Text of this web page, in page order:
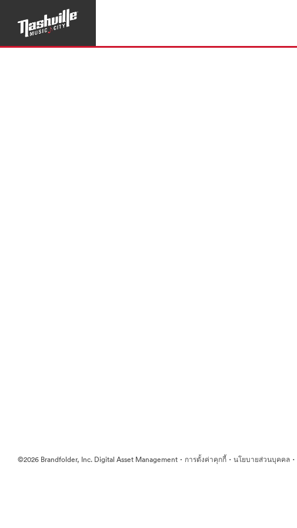
©2026 Brandfolder, Inc. Digital Asset Management · การตั้งค่าคุกกี้· นโยบายส่วนบุคคล ·